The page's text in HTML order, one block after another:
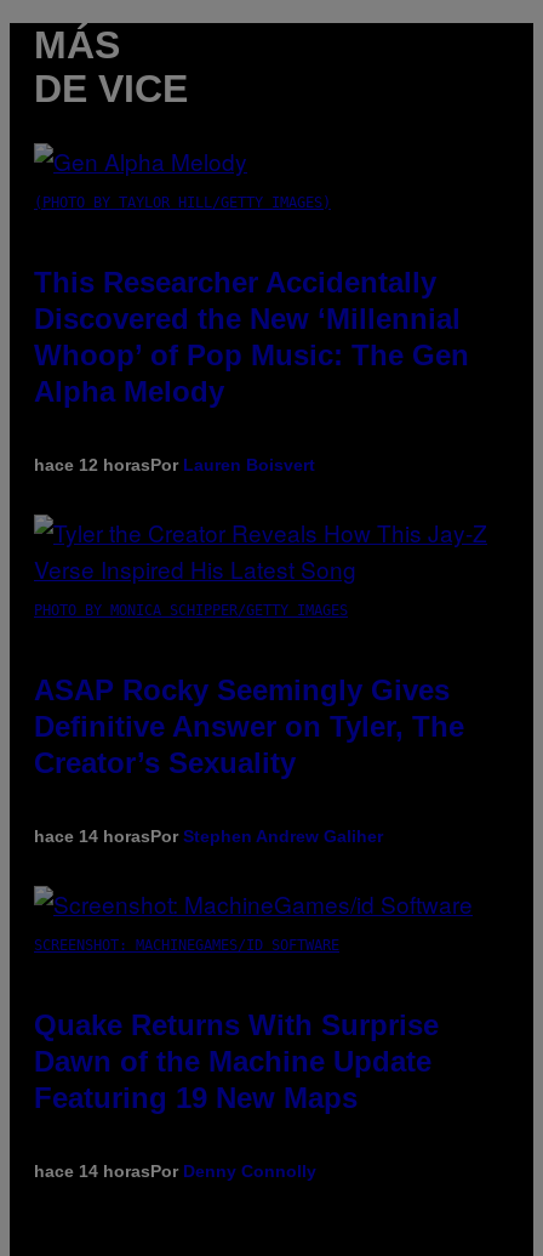
MÁS
DE VICE
(PHOTO BY TAYLOR HILL/GETTY IMAGES)
This Researcher Accidentally
Discovered the New ‘Millennial
Whoop’ of Pop Music: The Gen
Alpha Melody
hace 12 horasPor Lauren Boisvert
PHOTO BY MONICA SCHIPPER/GETTY IMAGES
ASAP Rocky Seemingly Gives
Definitive Answer on Tyler, The
Creator’s Sexuality
hace 14 horasPorStephen Andrew Galiher
SCREENSHOT: MACHINEGAMES/ID SOFTWARE
Quake Returns With Surprise
Dawn of the Machine Update
Featuring 19 New Maps
hace 14 horasPor Denny Connolly